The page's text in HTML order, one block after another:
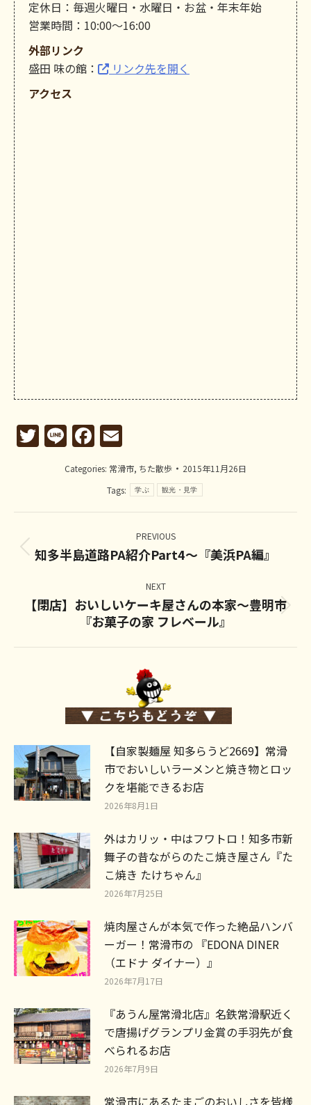
定休日：毎週火曜日・水曜日・お盆・年末年始
営業時間：10:00～16:00
外部リンク
盛田 味の館：
リンク先を開く
アクセス
Twitter
LineFacebook
Categories: 常滑市, ちた散歩
2015年11月26日
Tags:
学ぶ 観光・見学
navigation
PREVIOUS
Previous
知多半島道路PA紹介Part4～『美浜PA編』
NEXT
Next
post:
【閉店】おいしいケーキ屋さんの本家～豊明市
『お菓子の家 フレベール』
【自家製麺屋 知多らうど2669】常滑
市でおいしいラーメンと焼き物とロッ
クを堪能できるお店
2026年8月1日
外はカリッ・中はフワトロ！知多市新
舞子の昔ながらのたこ焼き屋さん『た
こ焼き たけちゃん』
2026年7月25日
焼肉屋さんが本気で作った絶品ハンバ
ーガー！常滑市の 『EDONA DINER
（エドナ ダイナー）』
2026年7月17日
『あうん屋常滑北店』名鉄常滑駅近く
で唐揚げグランプリ金賞の手羽先が食
べられるお店
2026年7月9日